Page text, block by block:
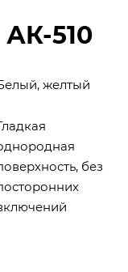
АК-510
желтый
без